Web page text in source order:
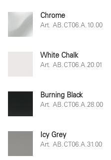
Chrome
Art. AB.CT06.A.10.00
White Chalk
Art. AB.CT06.A.20.01
Burning Black
Art. AB.CT06.A.28.00
Icy Grey
Art. AB.CT06.A.31.00